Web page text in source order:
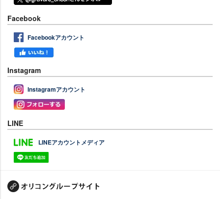
Facebook
Facebookアカウント
Instagram
Instagramアカウント
LINE
LINEアカウントメディア